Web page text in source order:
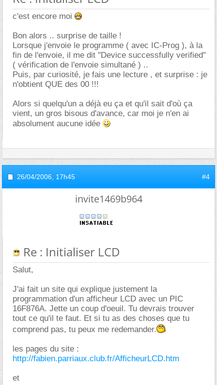
c'est encore moi
Bon alors .. surprise de taille !
Lorsque j'envoie le programme ( avec IC-Prog ), à la
fin de l'envoie, il me dit "Device successfully verified"
( vérification de l'envoie simultané ) ..
Puis, par curiosité, je fais une lecture , et surprise : je
n'obtient QUE des 00 !!!
Alors si quelqu'un a déjà eu ça et qu'il sait d'où ça
vient, un gros bisous d'avance, car moi je n'en ai
absolument aucune idée
26/04/2006, 17h45 #4
invite1469b964
Re : Initialiser LCD
Salut,
J'ai fait un site qui explique justement la
programmation d'un afficheur LCD avec un PIC
16F876A. Jette un coup d'oeuil. Tu devrais trouver
tout ce qu'il te faut. Et si tu as des choses que tu
comprend pas, tu peux me redemander.
les pages du site :
http://fabien.parriaux.club.fr/AfficheurLCD.htm
et